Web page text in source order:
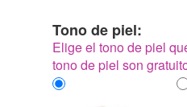
Tono de piel:
Elige el tono de piel
tono de piel son